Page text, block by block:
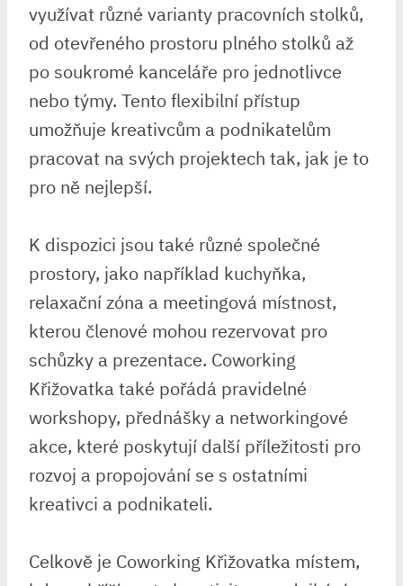
využívat různé varianty pracovních stolků,
od otevřeného prostoru plného stolků až
po soukromé kanceláře pro jednotlivce
nebo týmy. Tento flexibilní přístup
umožňuje kreativcům a podnikatelům
pracovat na svých projektech tak, jak je to
pro ně nejlepší.
K dispozici jsou také různé společné
prostory, jako například kuchyňka,
relaxační zóna a meetingová místnost,
kterou členové mohou rezervovat pro
schůzky a prezentace. Coworking
Křižovatka také pořádá pravidelné
workshopy, přednášky a networkingové
akce, které poskytují další příležitosti pro
rozvoj a propojování se s ostatními
kreativci a podnikateli.
Celkově je Coworking Křižovatka místem,